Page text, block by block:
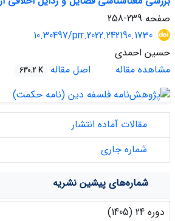
صفحه 239-258
10.30497/prr.2022.242190.1730
حسین احمدی
مشاهده مقاله
اصل مقاله 630.2 K
مقالات آماده انتشار
شماره جاری
شماره‌های پیشین نشریه
دوره 24 (1405)